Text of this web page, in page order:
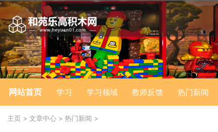
网站首页 学习 学习领域 教师反馈 热门新闻
主页 > 文章中心 > 热门新闻 >